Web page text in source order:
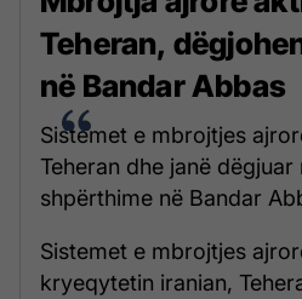
Teheran,
në Bandar Abbas
Sistemet e mbrojtjes
Teheran dhe janë dëgjuar
shpërthime në Bandar
Sistemet e mbrojtjes
kryeqytetin iranian,